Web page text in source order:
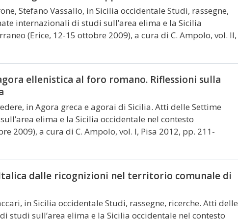
Stefano Vassallo, in Sicilia occidentale Studi, rassegne,
internazionali di studi sull’area elima e la Sicilia
(Erice, 12-15 ottobre 2009), a cura di C. Ampolo, vol. II,
ellenistica al foro romano. Riflessioni sulla
in Agora greca e agorai di Sicilia. Atti delle Settime
elima e la Sicilia occidentale nel contesto
2009), a cura di C. Ampolo, vol. I, Pisa 2012, pp. 211-
dalle ricognizioni nel territorio comunale di
in Sicilia occidentale Studi, rassegne, ricerche. Atti delle
studi sull’area elima e la Sicilia occidentale nel contesto